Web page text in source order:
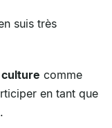
suis très
comme
en tant que